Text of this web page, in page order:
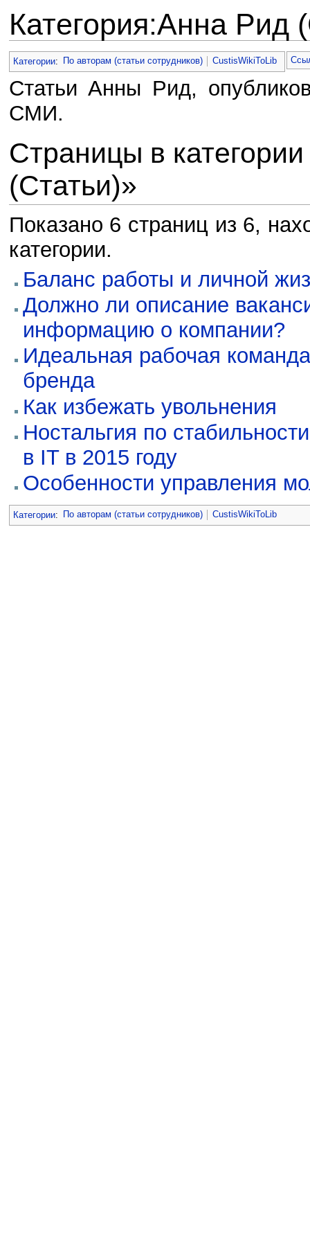
Категория:Анна Рид
Перейти к:навигация,поиск
Категории: По авторам (статьи сотрудников) CustisWikiToLib
Статьи Анны Рид,
СМИ.
Страницы в
(Статьи)»
Показано 6 страниц из 6,
категории.
Баланс работы и личной
Должно ли описание
информацию о компании?
Идеальная рабочая
бренда
Как избежать увольнения
Ностальгия по
в IT в 2015 году
Особенности управления
Категории: По авторам (статьи сотрудников) CustisWikiToLib